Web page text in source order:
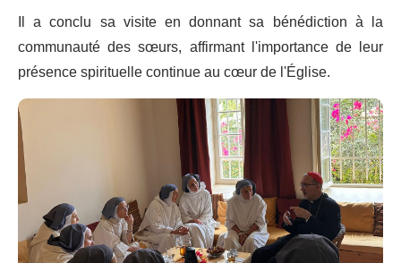
Il a conclu sa visite en donnant sa bénédiction à la
communauté des sœurs, affirmant l'importance de leur
présence spirituelle continue au cœur de l'Église.